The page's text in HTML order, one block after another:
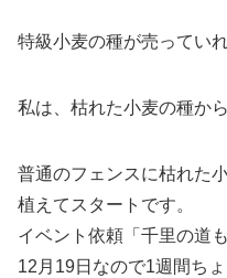
特級小麦の種が売ってい
私は、枯れた小麦の種から
普通のフェンスに枯れた
植えてスタートです。
イベント依頼「千里の道
12月19日なので1週間ち